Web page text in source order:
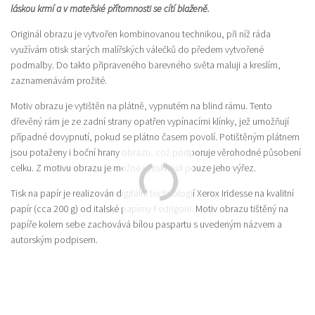
láskou krmí a v mateřské přítomnosti se cítí blaženě.
Originál obrazu je vytvořen kombinovanou technikou, při níž ráda
využívám otisk starých malířských válečků do předem vytvořené
podmalby. Do takto připraveného barevného světa maluji a kreslím,
zaznamenávám prožité.
Motiv obrazu je vytištěn na plátně, vypnutém na blind rámu. Tento
dřevěný rám je ze zadní strany opatřen vypínacími klínky, jež umožňují
případné dovypnutí, pokud se plátno časem povolí. Potištěným plátnem
jsou potaženy i boční hrany obrazu, což podporuje věrohodné působení
celku. Z motivu obrazu je možné vytisknout pouze jeho výřez.
Tisk na papír je realizován digitální technologií Xerox Iridesse na kvalitní
papír (cca 200 g) od italské papírny Fedrigoni. Motiv obrazu tištěný na
papíře kolem sebe zachovává bílou paspartu s uvedeným názvem a
autorským podpisem.